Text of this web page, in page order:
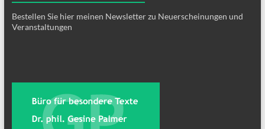
Bestellen Sie hier meinen Newsletter zu Neuerscheinungen und
Veranstaltungen